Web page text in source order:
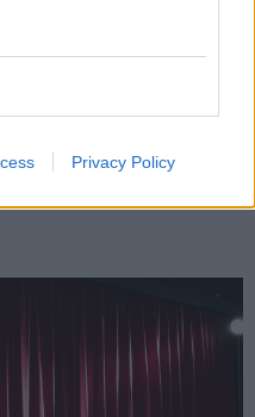
Privacy Policy
hazai cégek szűk